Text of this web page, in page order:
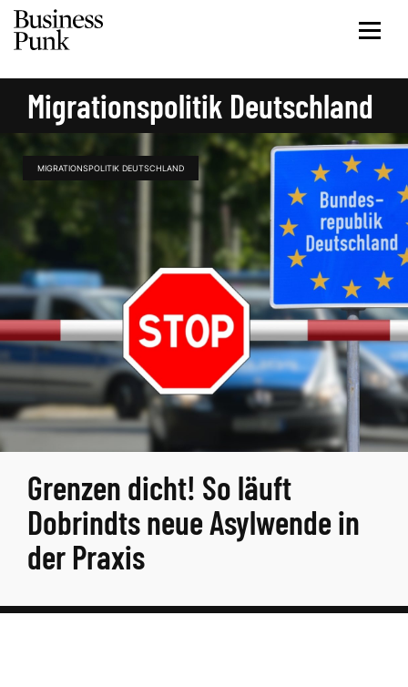
Migrationspolitik Deutschland
MIGRATIONSPOLITIK DEUTSCHLAND
Grenzen dicht! So läuft
Dobrindts neue Asylwende in
der Praxis